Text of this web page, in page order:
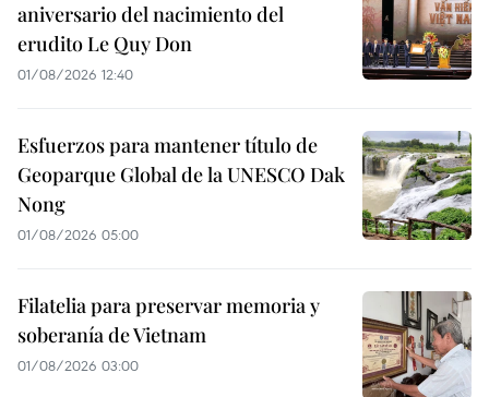
aniversario del nacimiento del
erudito Le Quy Don
01/08/2026 12:40
Esfuerzos para mantener título de
Geoparque Global de la UNESCO Dak
Nong
01/08/2026 05:00
Filatelia para preservar memoria y
soberanía de Vietnam
01/08/2026 03:00